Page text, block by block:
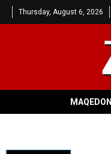
Thursday, August 6, 2026
MAQEDONI